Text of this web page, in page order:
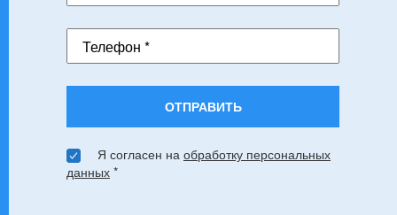
Телефон *
ОТПРАВИТЬ
Я согласен на обработку персональных
данных *